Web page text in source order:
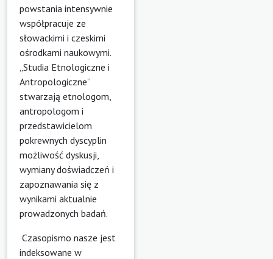
powstania intensywnie
współpracuje ze
słowackimi i czeskimi
ośrodkami naukowymi.
„Studia Etnologiczne i
Antropologiczne”
stwarzają etnologom,
antropologom i
przedstawicielom
pokrewnych dyscyplin
możliwość dyskusji,
wymiany doświadczeń i
zapoznawania się z
wynikami aktualnie
prowadzonych badań.
Czasopismo nasze jest
indeksowane w